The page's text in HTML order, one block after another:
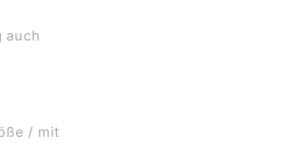
auch
/ mit